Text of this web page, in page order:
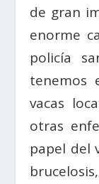
de gran
enorme
policía
tenemos
vacas
otras
papel del